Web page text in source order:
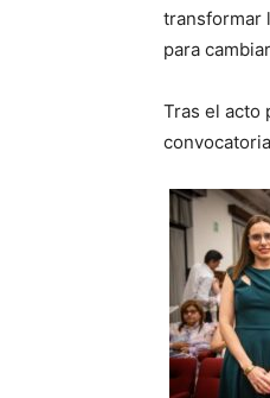
transformar
para
Tras el acto